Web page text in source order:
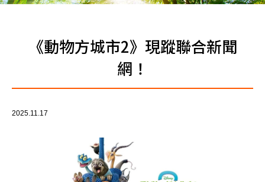
《動物方城市2》現蹤聯合新聞
網！
2025.11.17